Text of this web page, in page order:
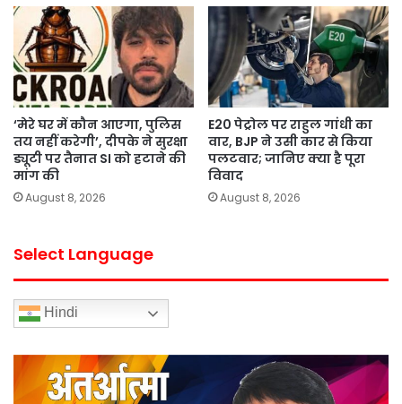
‘मेरे घर में कौन आएगा, पुलिस
तय नहीं करेगी’, दीपके ने सुरक्षा
ड्यूटी पर तैनात SI को हटाने की
मांग की
August 8, 2026
E20 पेट्रोल पर राहुल गांधी का
वार, BJP ने उसी कार से किया
पलटवार; जानिए क्या है पूरा
विवाद
August 8, 2026
Select Language
Hindi